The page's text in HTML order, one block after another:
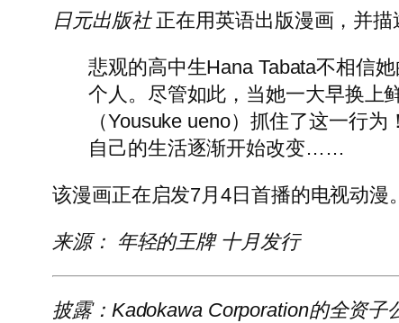
日元出版社正在用英语出版漫画，并描
悲观的高中生Hana Tabata不相信
个人。尽管如此，当她一大早换上
（Yousuke ueno）抓住了这一行
自己的生活逐渐开始改变……
该漫画正在启发7月4日首播的电视动漫。
来源： 年轻的王牌十月发行
披露：Kadokawa Corporation的全资